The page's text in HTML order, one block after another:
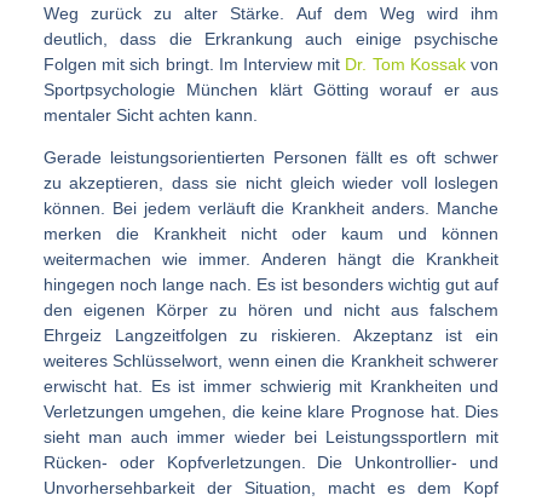
Weg zurück zu alter Stärke. Auf dem Weg wird ihm
deutlich, dass die Erkrankung auch einige psychische
Folgen mit sich bringt. Im Interview mit Dr. Tom Kossakvon
Sportpsychologie München klärt Götting worauf er aus
mentaler Sicht achten kann.
Gerade leistungsorientierten Personen fällt es oft schwer
zu akzeptieren, dass sie nicht gleich wieder voll loslegen
können. Bei jedem verläuft die Krankheit anders. Manche
merken die Krankheit nicht oder kaum und können
weitermachen wie immer. Anderen hängt die Krankheit
hingegen noch lange nach. Es ist besonders wichtig gut auf
den eigenen Körper zu hören und nicht aus falschem
Ehrgeiz Langzeitfolgen zu riskieren. Akzeptanz ist ein
weiteres Schlüsselwort, wenn einen die Krankheit schwerer
erwischt hat. Es ist immer schwierig mit Krankheiten und
Verletzungen umgehen, die keine klare Prognose hat. Dies
sieht man auch immer wieder bei Leistungssportlern mit
Rücken- oder Kopfverletzungen. Die Unkontrollier- und
Unvorhersehbarkeit der Situation, macht es dem Kopf